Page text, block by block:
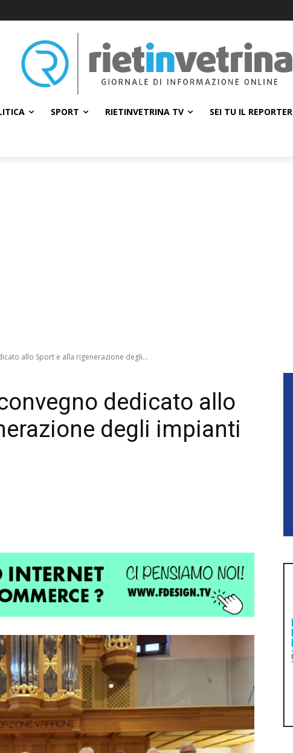
SPORT RIETINVETRINA TV SEI TU IL REPORTER
allo Sport e alla rigenerazione degli...
dedicato allo
degli impianti